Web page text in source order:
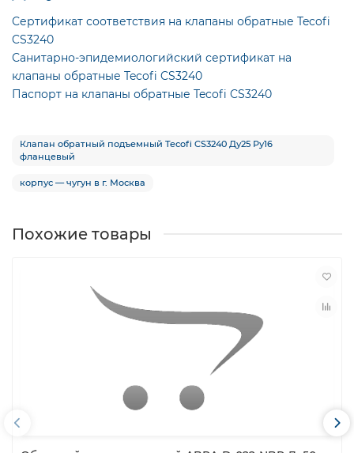
Сертификат соответствия на клапаны обратные Tecofi
CS3240
Санитарно-эпидемиологийский сертификат на
клапаны обратные Tecofi CS3240
Паспорт на клапаны обратные Tecofi CS3240
Клапан обратный подъемный Tecofi CS3240 Ду25 Ру16
фланцевый
корпус — чугун в г. Москва
Похожие товары